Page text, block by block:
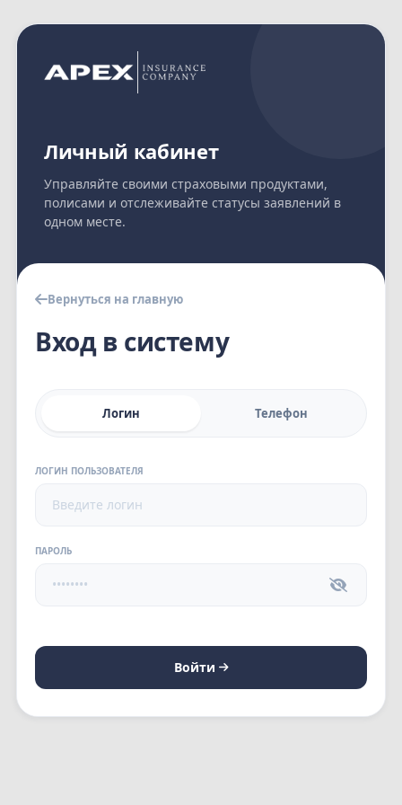
Личный кабинет
Управляйте своими страховыми продуктами,
полисами и отслеживайте статусы заявлений в
одном месте.
Вернуться на главную
Вход в систему
Логин Телефон
ЛОГИН ПОЛЬЗОВАТЕЛЯ
ПАРОЛЬ
Войти